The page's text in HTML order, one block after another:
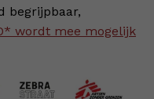
begrijpbaar,
wordt mee mogelijk